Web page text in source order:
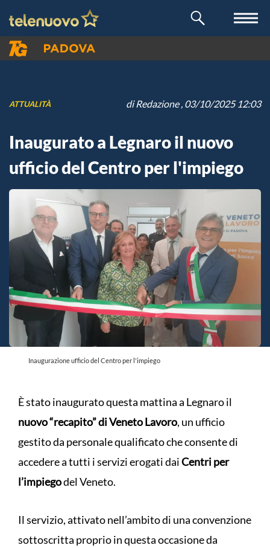
ATTUALITÀ diRedazione, 03/10/2025 12:03
Inaugurato a Legnaro il nuovo
ufficio del Centro per l'impiego
Inaugurazione ufficio del Centro per l'impiego
È stato inaugurato questa mattina a Legnaro il
nuovo “recapito” di Veneto Lavoro, un ufficio
gestito da personale qualificato che consente di
accedere a tutti i servizi erogati daiCentri per
l’impiegodel Veneto.
Il servizio, attivato nell’ambito di una convenzione
sottoscritta proprio in questa occasione da